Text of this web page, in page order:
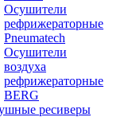
Осушители
рефрижераторные
Pneumatech
Осушители
воздуха
рефрижераторные
BERG
ресиверы